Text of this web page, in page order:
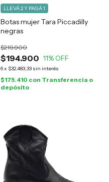
Botas mujer Tara Piccadilly
negras
$194.900
$219.900
11% OFF
6x $32.483,33 sin interés
LLEVÁ 2 Y PAGÁ 1
$175.410 con Transferencia o
depósito